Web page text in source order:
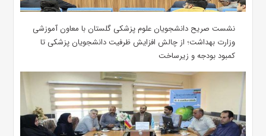
نشست صریح دانشجویان علوم پزشکی گلستان با معاون آموزشی
وزارت بهداشت؛ از چالش افزایش ظرفیت دانشجویان ‌پزشکی تا
کمبود بودجه و زیرساخت